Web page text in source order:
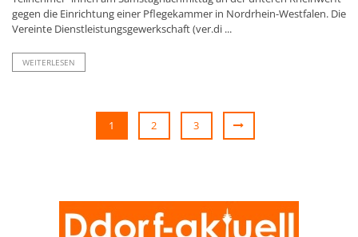
gegen die Einrichtung einer Pflegekammer in Nordrhein-Westfalen. Die
Vereinte Dienstleistungsgewerkschaft (ver.di ...
WEITERLESEN
1 2 3